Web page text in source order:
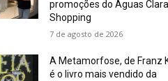
promoções do Águas
Shopping
7 de agosto de 2026
A Metamorfose, de Franz
é o livro mais vendido da